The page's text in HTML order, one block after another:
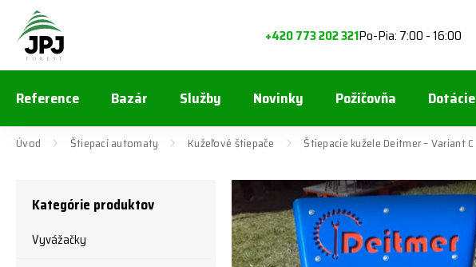
+420 773 202 321Po-Pia: 7:00 - 16:00
Reference Bazár Služby Novinky Požičovňa Dotácie
Úvod Štiepací automaty Kužeľové štiepače Štiepacie kužele Deitmer – Variant C
Kategórie produktov
Vyvážačky